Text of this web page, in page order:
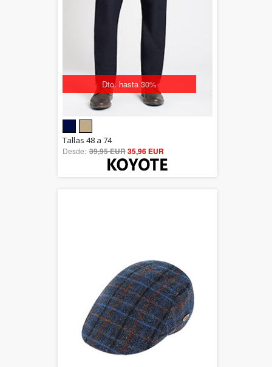
Dto. hasta 30%
out of 5
Tallas 48 a 74
Desde: 39,95 EUR35,96 EUR